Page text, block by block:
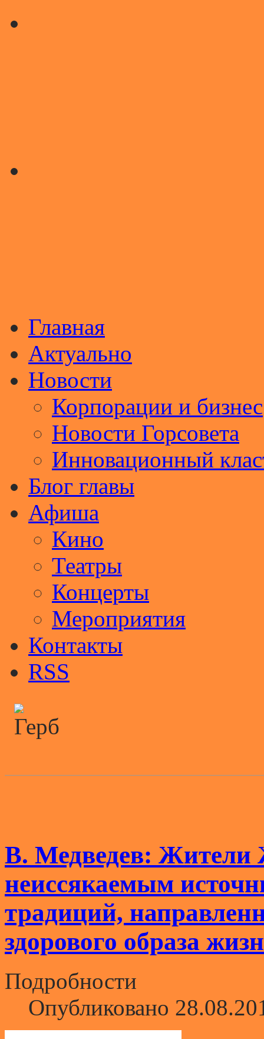
Главная
Актуально
Новости
Корпорации и бизнес
Новости Горсовета
Инновационный
Блог главы
Афиша
Кино
Театры
Концерты
Мероприятия
Контакты
RSS
В. Медведев: Жители
неиссякаемым
традиций,
здорового образа
Подробности
Опубликовано